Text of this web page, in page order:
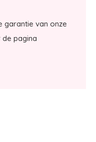
van onze
pagina